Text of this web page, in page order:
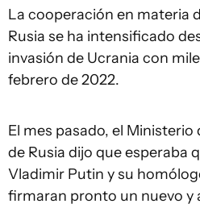
La cooperación en materia
Rusia se ha intensificado
invasión de Ucrania con
febrero de 2022.
El mes pasado, el
de Rusia dijo que esperaba
Vladimir Putin y su
firmaran pronto un nuevo y